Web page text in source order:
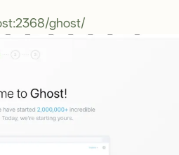
ghost/